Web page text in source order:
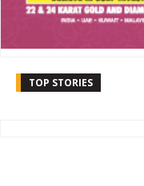
TOP STORIES